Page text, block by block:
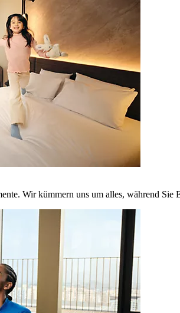
Wir kümmern uns um alles, während Sie